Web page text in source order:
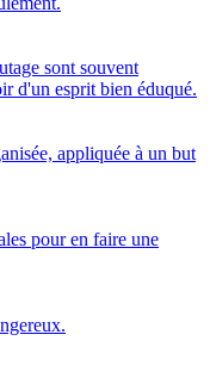
sont souvent
d'un esprit bien éduqué.
appliquée à un but
pour en faire une